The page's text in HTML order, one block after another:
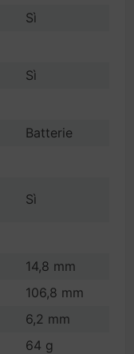
Sì
Sì
Batterie
Sì
14,8 mm
106,8 mm
6,2 mm
64 g